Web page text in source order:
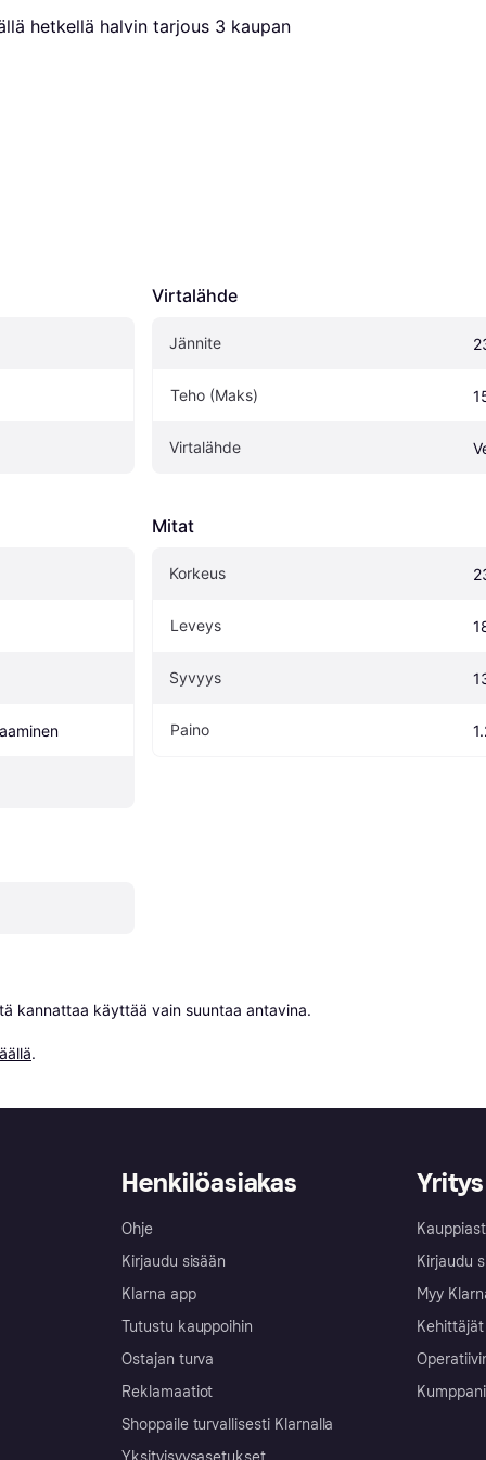
hetkellä halvin tarjous 3 kaupan
Virtalähde
Jännite
Teho (Maks)
Virtalähde
Mitat
Korkeus
Leveys
Syvyys
Paino
kannattaa käyttää vain suuntaa antavina.
.
Henkilöasiakas
Ohje
Kirjaudu sisään
Klarna app
Tutustu kauppoihin
Ostajan turva
Reklamaatiot
Shoppaile turvallisesti Klarnalla
Yritys
Kirjaudu
Myy
Kehittäjät